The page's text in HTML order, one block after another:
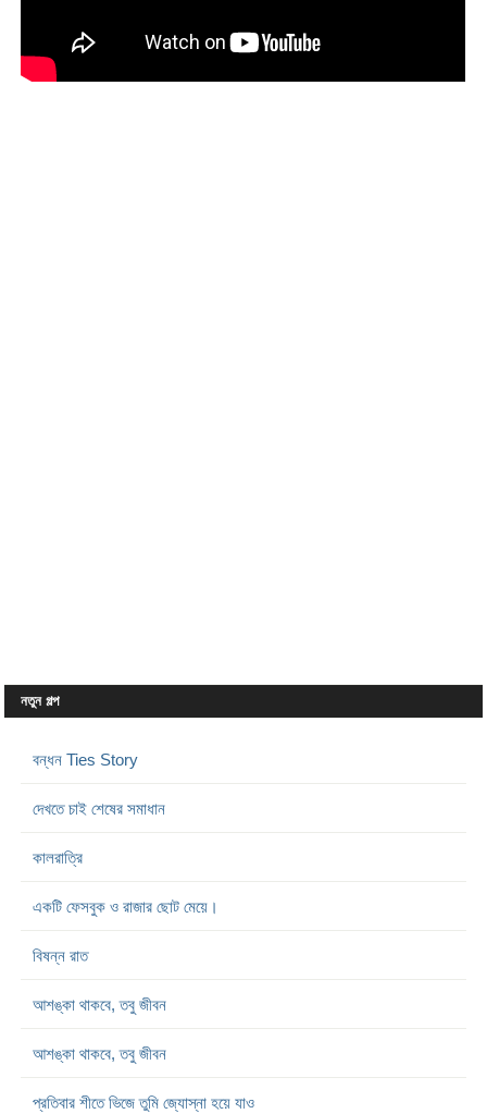
নতুন গল্প
বন্ধন Ties Story
দেখতে চাই শেষের সমাধান
কালরাত্রি
একটি ফেসবুক ও রাজার ছোট মেয়ে।
বিষন্ন রাত
আশঙ্কা থাকবে, তবু জীবন
আশঙ্কা থাকবে, তবু জীবন
প্রতিবার শীতে ভিজে তুমি জ্যোস্না হয়ে যাও